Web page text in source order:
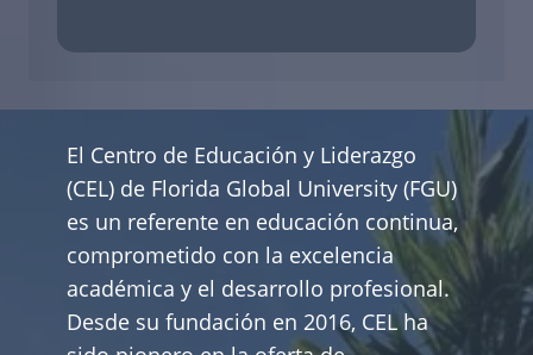
El Centro de Educación y Liderazgo
(CEL) de Florida Global University (FGU)
es un referente en educación continua,
comprometido con la excelencia
académica y el desarrollo profesional.
Desde su fundación en 2016, CEL ha